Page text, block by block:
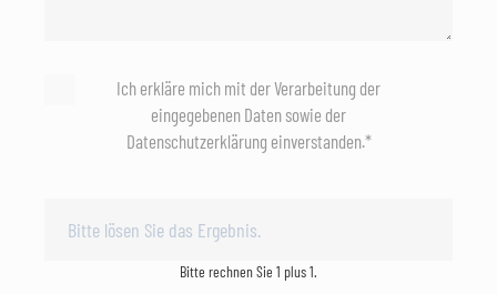
Ich erkläre mich mit der Verarbeitung der
eingegebenen Daten sowie der
Datenschutzerklärung einverstanden.*
Bitte rechnen Sie 1 plus 1.